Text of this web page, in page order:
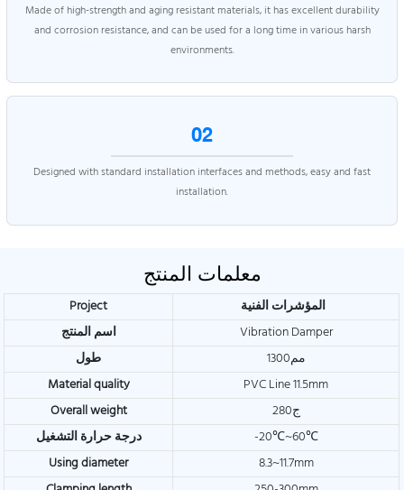
Made of high-strength and aging resistant materials, it has excellent durability
and corrosion resistance, and can be used for a long time in various harsh
environments.
02
Designed with standard installation interfaces and methods, easy and fast
installation.
معلمات المنتج
Project
اسم المنتج
Vibration Damper
طول
1300مم
Material quality
PVC Line 11.5mm
Overall weight
280ج
درجة حرارة التشغيل
-20℃~60℃
Using diameter
8.3~11.7mm